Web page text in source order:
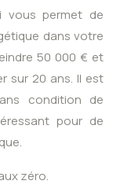
vous permet de
dans votre
50 000 € et
sur 20 ans. Il est
condition de
pour de
zéro.